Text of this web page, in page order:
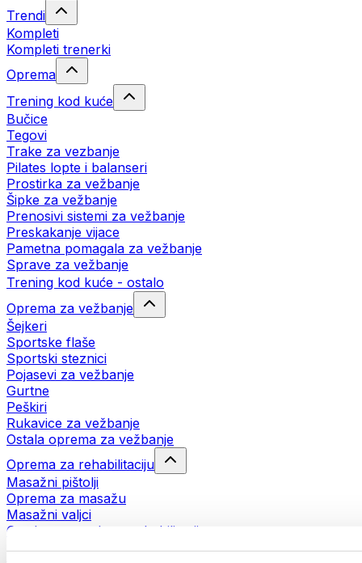
Trendi
Kompleti
Kompleti trenerki
Oprema
Trening kod kuće
Bučice
Tegovi
Trake za vezbanje
Pilates lopte i balanseri
Prostirka za vežbanje
Šipke za vežbanje
Prenosivi sistemi za vežbanje
Preskakanje vijace
Pametna pomagala za vežbanje
Sprave za vežbanje
Trening kod kuće - ostalo
Oprema za vežbanje
Šejkeri
Sportske flaše
Sportski steznici
Pojasevi za vežbanje
Gurtne
Peškiri
Rukavice za vežbanje
Ostala oprema za vežbanje
Oprema za rehabilitaciju
Masažni pištolji
Oprema za masažu
Masažni valjci
Ostala pomagala za rehabilitaciju
Torbe i rančevi